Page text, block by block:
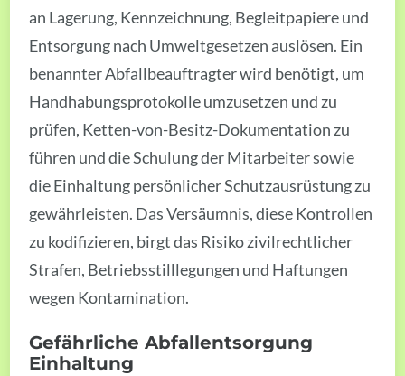
an Lagerung, Kennzeichnung, Begleitpapiere und
Entsorgung nach Umweltgesetzen auslösen. Ein
benannter Abfallbeauftragter wird benötigt, um
Handhabungsprotokolle umzusetzen und zu
prüfen, Ketten-von-Besitz-Dokumentation zu
führen und die Schulung der Mitarbeiter sowie
die Einhaltung persönlicher Schutzausrüstung zu
gewährleisten. Das Versäumnis, diese Kontrollen
zu kodifizieren, birgt das Risiko zivilrechtlicher
Strafen, Betriebsstilllegungen und Haftungen
wegen Kontamination.
Gefährliche Abfallentsorgung
Einhaltung